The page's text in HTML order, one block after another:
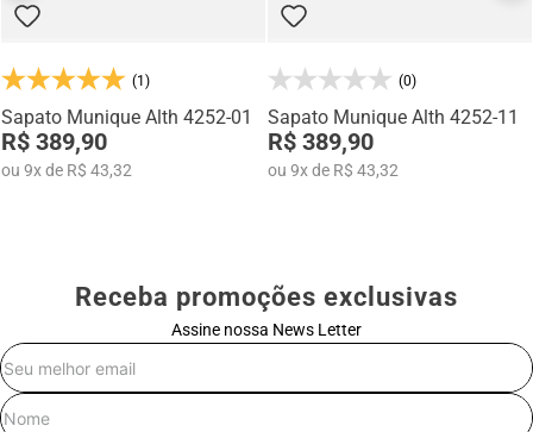
(1)
Sapato Munique Alth 4252-01
R$ 389,90
ou 9xde R$ 43,32
(0)
Sapato Munique Alth 4252-11
R$ 389,90
ou 9xde R$ 43,32
Receba promoções exclusivas
Assine nossa News Letter